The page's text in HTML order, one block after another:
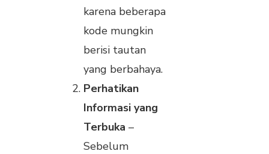
karena beberapa
kode mungkin
berisi tautan
yang berbahaya.
Perhatikan
Informasi yang
Terbuka –
Sebelum